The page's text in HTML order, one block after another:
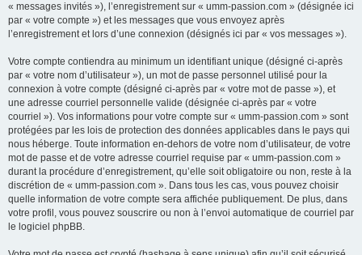
« messages invités »), l’enregistrement sur « umm-passion.com » (désignée ici
par « votre compte ») et les messages que vous envoyez après
l’enregistrement et lors d’une connexion (désignés ici par « vos messages »).
Votre compte contiendra au minimum un identifiant unique (désigné ci-après
par « votre nom d’utilisateur »), un mot de passe personnel utilisé pour la
connexion à votre compte (désigné ci-après par « votre mot de passe »), et
une adresse courriel personnelle valide (désignée ci-après par « votre
courriel »). Vos informations pour votre compte sur « umm-passion.com » sont
protégées par les lois de protection des données applicables dans le pays qui
nous héberge. Toute information en-dehors de votre nom d’utilisateur, de votre
mot de passe et de votre adresse courriel requise par « umm-passion.com »
durant la procédure d’enregistrement, qu’elle soit obligatoire ou non, reste à la
discrétion de « umm-passion.com ». Dans tous les cas, vous pouvez choisir
quelle information de votre compte sera affichée publiquement. De plus, dans
votre profil, vous pouvez souscrire ou non à l’envoi automatique de courriel par
le logiciel phpBB.